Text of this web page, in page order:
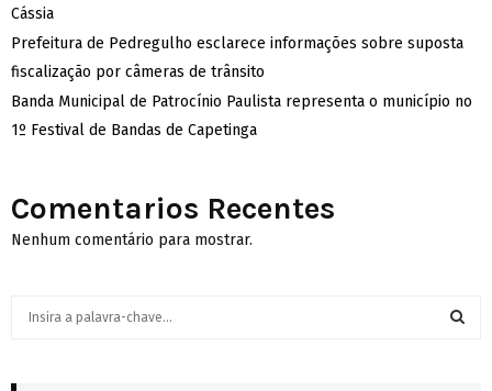
Cássia
Prefeitura de Pedregulho esclarece informações sobre suposta
fiscalização por câmeras de trânsito
Banda Municipal de Patrocínio Paulista representa o município no
1º Festival de Bandas de Capetinga
Comentarios Recentes
Nenhum comentário para mostrar.